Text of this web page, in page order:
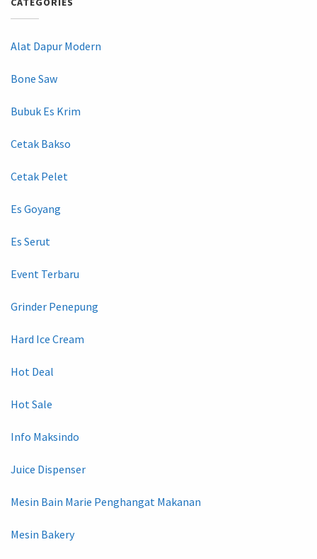
Alat Dapur Modern
Bone Saw
Bubuk Es Krim
Cetak Bakso
Cetak Pelet
Es Goyang
Es Serut
Event Terbaru
Grinder Penepung
Hard Ice Cream
Hot Deal
Hot Sale
Info Maksindo
Juice Dispenser
Mesin Bain Marie Penghangat Makanan
Mesin Bakery